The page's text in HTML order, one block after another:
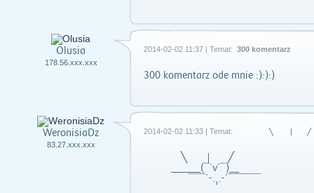
Olusia
178.56.xxx.xxx
2014-02-02 11:37 | Temat: 300 komentarz
300 komentarz ode mnie :):):)
WeronisiaDz
83.27.xxx.xxx
2014-02-02 11:33 | Temat: ╲ |
╲ | ╱
______(¯`v´¯)__
¯¯¯`-.¸.-´¯¯¯¯¯¯